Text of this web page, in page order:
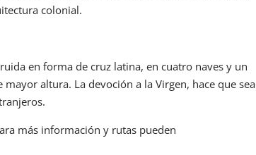
colonial.
en forma de cruz latina, en cuatro naves y un
altura. La devoción a la Virgen, hace que sea
más información y rutas pueden